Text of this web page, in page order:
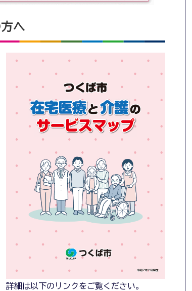
へ
詳細は以下のリンクをご覧ください。